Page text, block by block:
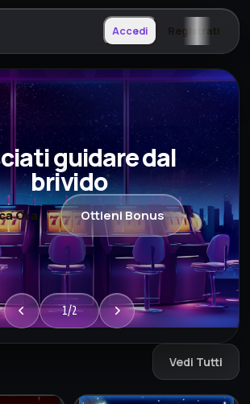
Accedi Registrati
guidare dal
brivido
Ora Ottieni Bonus
1/2
Vedi Tutti